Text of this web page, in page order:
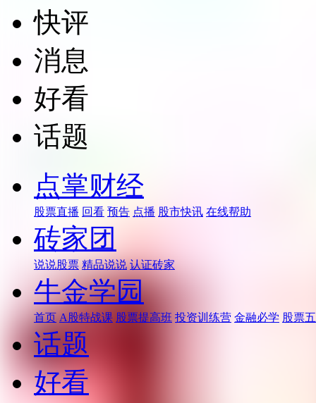
快评
消息
好看
话题
点掌财经
股票直播 回看 预告 点播 股市快讯 在线帮助
砖家团
说说股票 精品说说 认证砖家
牛金学园
首页 A股特战课 股票提高班 投资训练营 金融必学 股票
话题
好看